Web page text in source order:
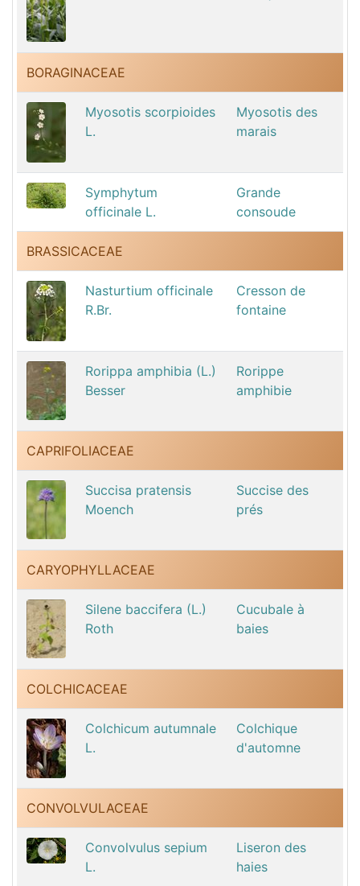
BORAGINACEAE
Myosotis scorpioides
L.
Myosotis des
marais
Symphytum
officinale L.
Grande
consoude
BRASSICACEAE
Nasturtium officinale
R.Br.
Cresson de
fontaine
Rorippa amphibia (L.)
Besser
Rorippe
amphibie
CAPRIFOLIACEAE
Succisa pratensis
Moench
Succise des
prés
CARYOPHYLLACEAE
Silene baccifera (L.)
Roth
Cucubale à
baies
COLCHICACEAE
Colchicum autumnale
L.
Colchique
d'automne
CONVOLVULACEAE
Convolvulus sepium
L.
Liseron des
haies